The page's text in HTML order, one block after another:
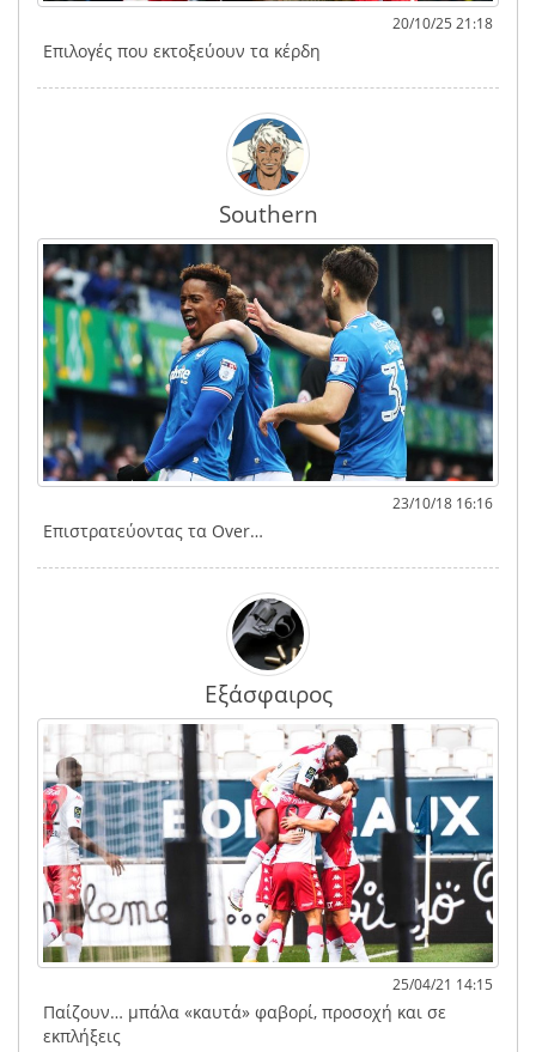
20/10/25 21:18
Επιλογές που εκτοξεύουν τα κέρδη
Southern
23/10/18 16:16
Επιστρατεύοντας τα Over…
Εξάσφαιρος
25/04/21 14:15
Παίζουν… μπάλα «καυτά» φαβορί, προσοχή και σε
εκπλήξεις